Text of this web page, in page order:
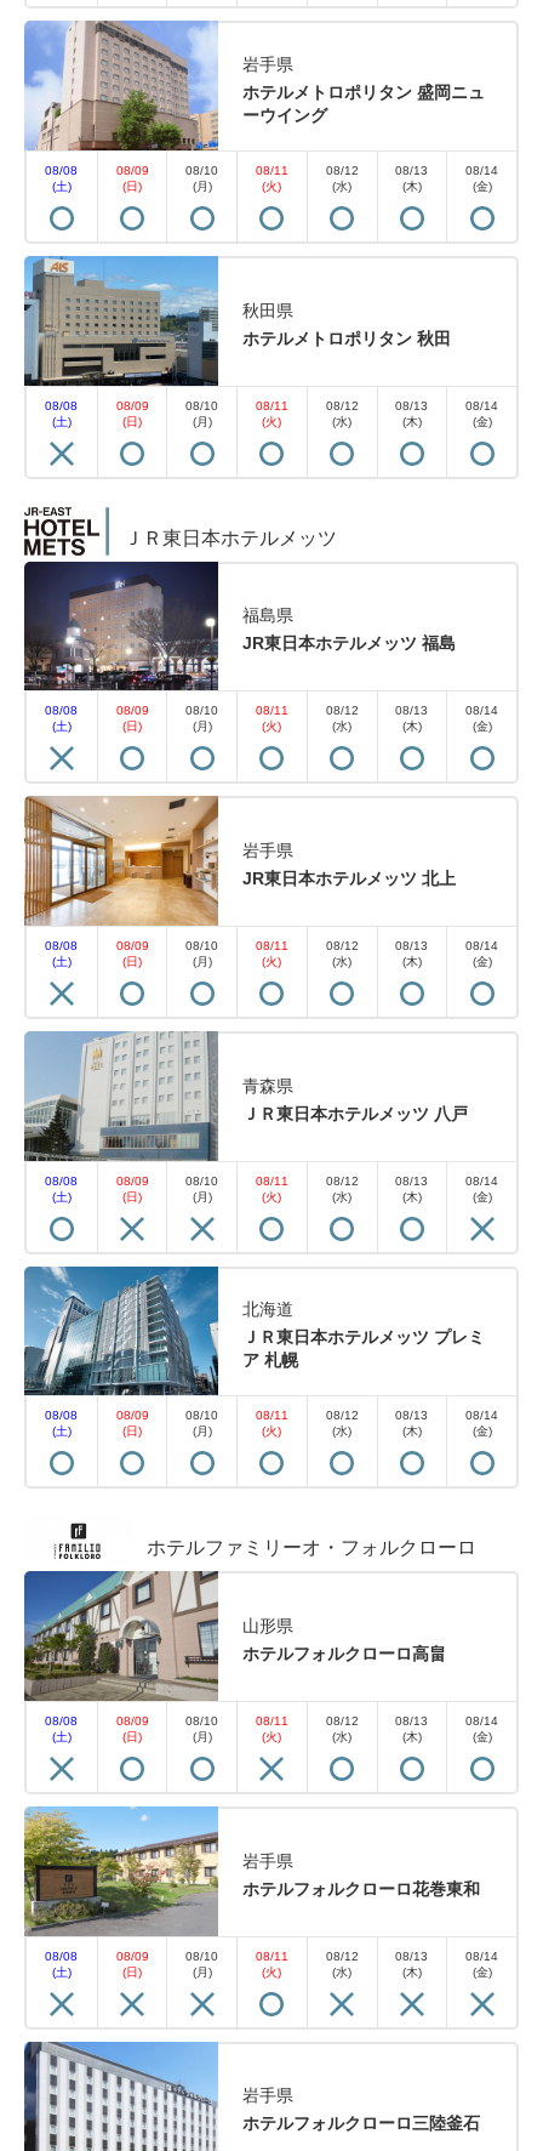
岩手県
ホテルメトロポリタン 盛岡ニュ
ーウイング
08/08
(土)
08/09
(日)
08/10
(月)
08/11
(火)
08/12
(水)
08/13
(木)
08/14
(金)
秋田県
ホテルメトロポリタン 秋田
08/08
(土)
08/09
(日)
08/10
(月)
08/11
(火)
08/12
(水)
08/13
(木)
08/14
(金)
ＪＲ東日本ホテルメッツ
福島県
JR東日本ホテルメッツ 福島
08/08
(土)
08/09
(日)
08/10
(月)
08/11
(火)
08/12
(水)
08/13
(木)
08/14
(金)
岩手県
JR東日本ホテルメッツ 北上
08/08
(土)
08/09
(日)
08/10
(月)
08/11
(火)
08/12
(水)
08/13
(木)
08/14
(金)
青森県
ＪＲ東日本ホテルメッツ 八戸
08/08
(土)
08/09
(日)
08/10
(月)
08/11
(火)
08/12
(水)
08/13
(木)
08/14
(金)
北海道
ＪＲ東日本ホテルメッツ プレミ
ア 札幌
08/08
(土)
08/09
(日)
08/10
(月)
08/11
(火)
08/12
(水)
08/13
(木)
08/14
(金)
ホテルファミリーオ・フォルクローロ
山形県
ホテルフォルクローロ高畠
08/08
(土)
08/09
(日)
08/10
(月)
08/11
(火)
08/12
(水)
08/13
(木)
08/14
(金)
岩手県
ホテルフォルクローロ花巻東和
08/08
(土)
08/09
(日)
08/10
(月)
08/11
(火)
08/12
(水)
08/13
(木)
08/14
(金)
岩手県
ホテルフォルクローロ三陸釜石